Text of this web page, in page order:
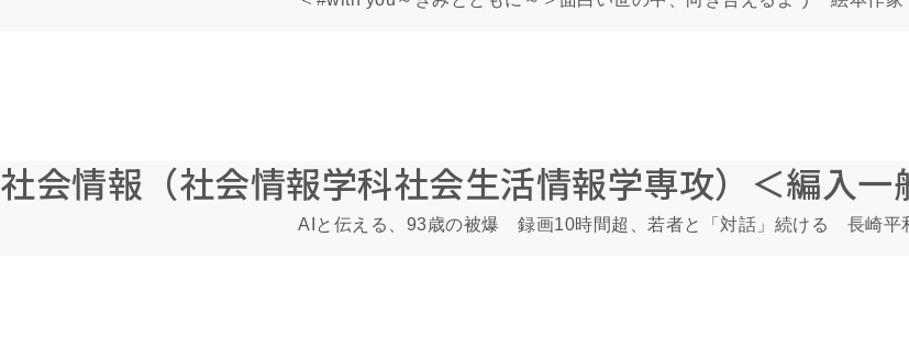
社会情報（社会情報学科社会生活情報学専攻）＜編入一
AIと伝える、93歳の被爆 録画10時間超、若者と「対話」続ける 長崎平